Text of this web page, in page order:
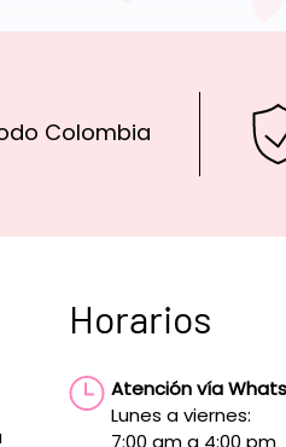
Colombia
Horarios
Atención vía
Lunes a viernes: